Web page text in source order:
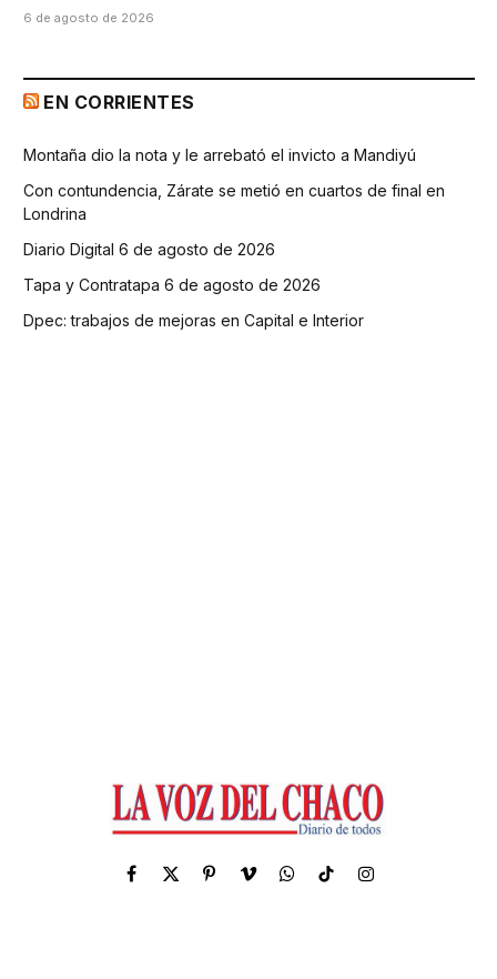
6 de agosto de 2026
EN CORRIENTES
Montaña dio la nota y le arrebató el invicto a Mandiyú
Con contundencia, Zárate se metió en cuartos de final en
Londrina
Diario Digital 6 de agosto de 2026
Tapa y Contratapa 6 de agosto de 2026
Dpec: trabajos de mejoras en Capital e Interior
Facebook
X
PinterestVimeoWhatsApp
TikTokInstagram